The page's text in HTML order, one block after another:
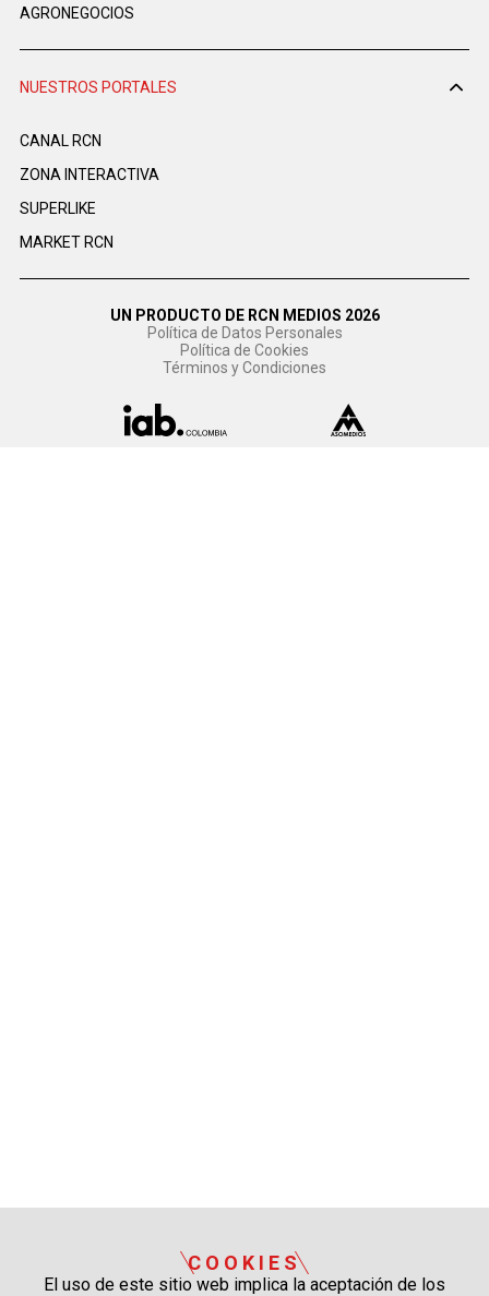
AGRONEGOCIOS
NUESTROS PORTALES
CANAL RCN
ZONA INTERACTIVA
SUPERLIKE
MARKET RCN
UN PRODUCTO DE RCN MEDIOS 2026
Política de Datos Personales
Política de Cookies
Términos y Condiciones
COOKIES
El uso de este sitio web implica la aceptación de los